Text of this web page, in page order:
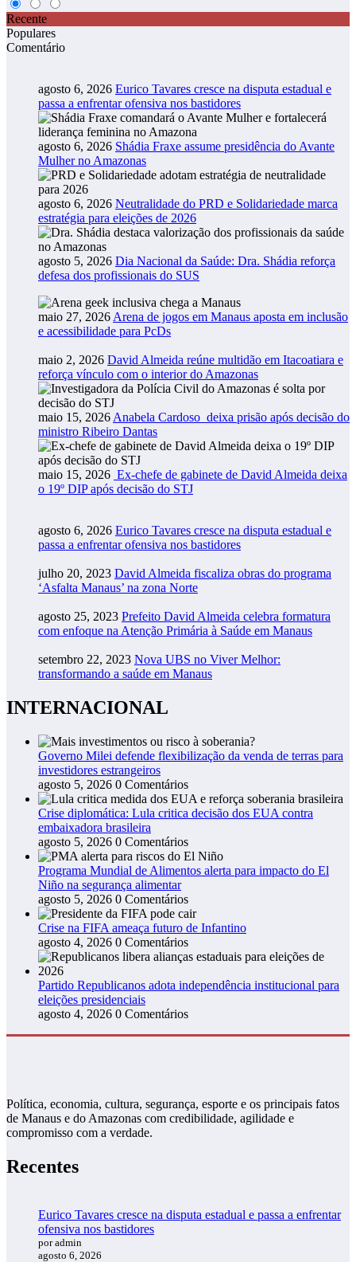
Recente
Populares
Comentário
agosto 6, 2026 Eurico Tavares cresce na disputa estadual e
passa a enfrentar ofensiva nos bastidores
agosto 6, 2026 Shádia Fraxe assume presidência do Avante
Mulher no Amazonas
agosto 6, 2026 Neutralidade do PRD e Solidariedade marca
estratégia para eleições de 2026
agosto 5, 2026 Dia Nacional da Saúde: Dra. Shádia reforça
defesa dos profissionais do SUS
maio 27, 2026 Arena de jogos em Manaus aposta em inclusão
e acessibilidade para PcDs
maio 2, 2026 David Almeida reúne multidão em Itacoatiara e
reforça vínculo com o interior do Amazonas
maio 15, 2026 Anabela Cardoso deixa prisão após decisão do
ministro Ribeiro Dantas
maio 15, 2026 Ex-chefe de gabinete de David Almeida deixa
o 19º DIP após decisão do STJ
agosto 6, 2026 Eurico Tavares cresce na disputa estadual e
passa a enfrentar ofensiva nos bastidores
julho 20, 2023 David Almeida fiscaliza obras do programa
‘Asfalta Manaus’ na zona Norte
agosto 25, 2023 Prefeito David Almeida celebra formatura
com enfoque na Atenção Primária à Saúde em Manaus
setembro 22, 2023 Nova UBS no Viver Melhor:
transformando a saúde em Manaus
INTERNACIONAL
Governo Milei defende flexibilização da venda de terras para
investidores estrangeiros
agosto 5, 2026 0 Comentários
Crise diplomática: Lula critica decisão dos EUA contra
embaixadora brasileira
agosto 5, 2026 0 Comentários
Programa Mundial de Alimentos alerta para impacto do El
Niño na segurança alimentar
agosto 5, 2026 0 Comentários
Crise na FIFA ameaça futuro de Infantino
agosto 4, 2026 0 Comentários
Partido Republicanos adota independência institucional para
eleições presidenciais
agosto 4, 2026 0 Comentários
Política, economia, cultura, segurança, esporte e os principais fatos
de Manaus e do Amazonas com credibilidade, agilidade e
compromisso com a verdade.
Recentes
Eurico Tavares cresce na disputa estadual e passa a enfrentar
ofensiva nos bastidores
por admin
agosto 6, 2026